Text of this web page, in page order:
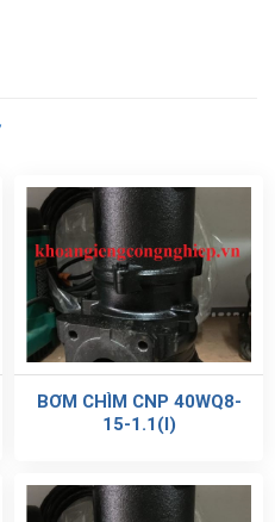
BƠM CHÌM CNP 40WQ8-
15-1.1(I)